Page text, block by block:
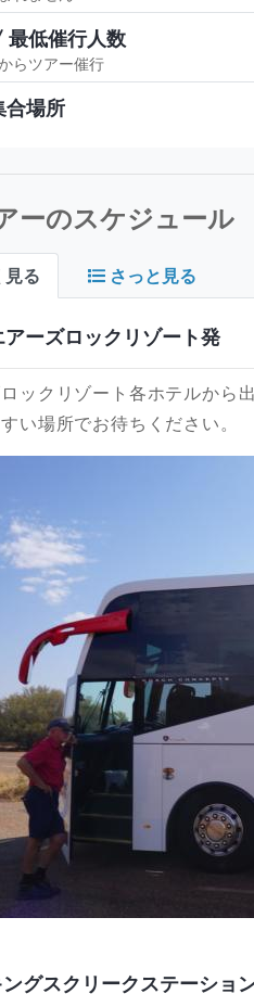
低催行人数
らツアー催行
合場所
ーのスケジュール
見る さっと見る
ーズロックリゾート発
ックリゾート各ホテルから
い場所でお待ちください。
グスクリークステーショ